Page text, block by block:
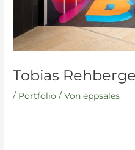
Tobias
/ Portfolio / Voneppsales